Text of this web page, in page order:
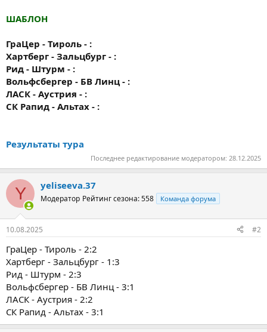
ШАБЛОН
ГраЦер - Тироль - :
Хартберг - Зальцбург - :
Рид - Штурм - :
Вольфсбергер - БВ Линц - :
ЛАСК - Аустрия - :
СК Рапид - Альтах - :
Результаты тура
Последнее редактирование модератором: 28.12.2025
Y yeliseeva.37
Модератор Рейтинг сезона: 558 Команда форума
10.08.2025 #2
ГраЦер - Тироль - 2:2
Хартберг - Зальцбург - 1:3
Рид - Штурм - 2:3
Вольфсбергер - БВ Линц - 3:1
ЛАСК - Аустрия - 2:2
СК Рапид - Альтах - 3:1